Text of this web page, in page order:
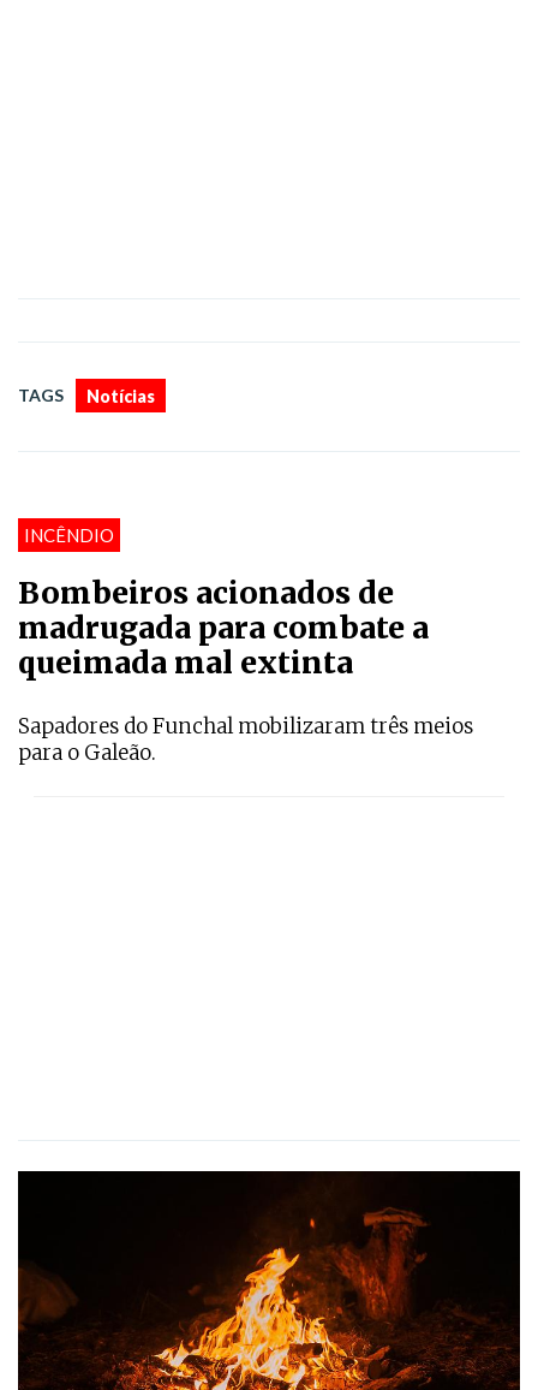
TAGS Notícias
INCÊNDIO
Bombeiros acionados de
madrugada para combate a
queimada mal extinta
Sapadores do Funchal mobilizaram três meios
para o Galeão.